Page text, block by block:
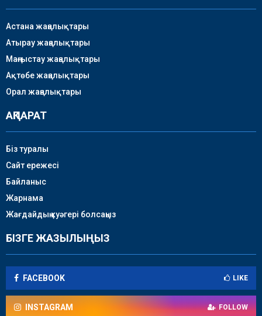
Астана жаңалықтары
Атырау жаңалықтары
Маңғыстау жаңалықтары
Ақтөбе жаңалықтары
Орал жаңалықтары
АҚПАРАТ
Біз туралы
Сайт ережесі
Байланыс
Жарнама
Жағдайдың куәгері болсаңыз
БІЗГЕ ЖАЗЫЛЫҢЫЗ
FACEBOOK LIKE
INSTAGRAM FOLLOW